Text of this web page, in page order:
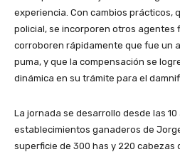
experiencia. Con cambios prácticos,
policial, se incorporen otros agentes
corroboren rápidamente que fue un
puma, y que la compensación se
dinámica en su trámite para el
La jornada se desarrollo desde las
establecimientos ganaderos de
superficie de 300 has y 220 cabezas